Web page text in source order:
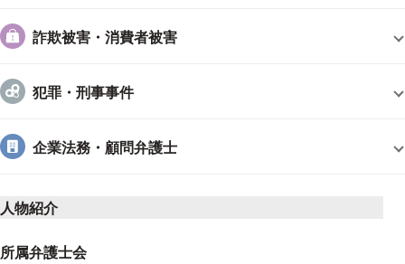
詐欺被害・消費者被害
犯罪・刑事事件
企業法務・顧問弁護士
人物紹介
所属弁護士会